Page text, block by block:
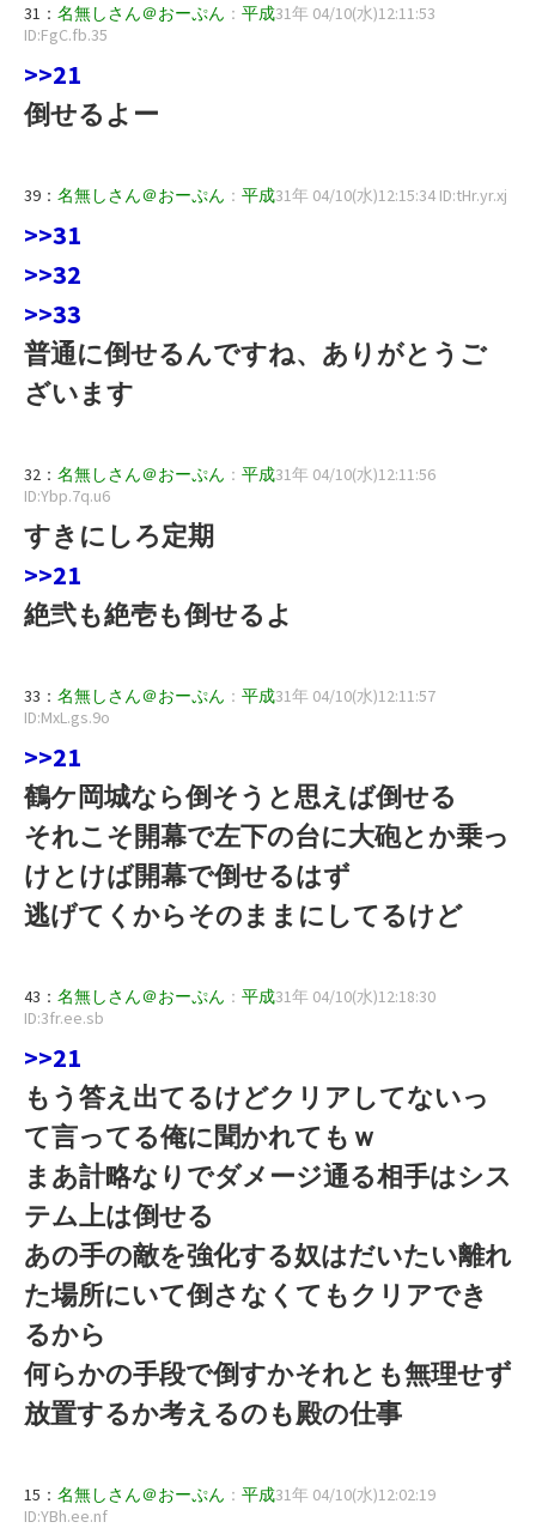
31： 名無しさん＠おーぷん ： 平成31年 04/10(水)12:11:53
ID:FgC.fb.35
>>21
倒せるよー
39： 名無しさん＠おーぷん ： 平成31年 04/10(水)12:15:34 ID:tHr.yr.xj
>>31
>>32
>>33
普通に倒せるんですね、ありがとうご
ざいます
32： 名無しさん＠おーぷん ： 平成31年 04/10(水)12:11:56
ID:Ybp.7q.u6
すきにしろ定期
>>21
絶弐も絶壱も倒せるよ
33： 名無しさん＠おーぷん ： 平成31年 04/10(水)12:11:57
ID:MxL.gs.9o
>>21
鶴ケ岡城なら倒そうと思えば倒せる
それこそ開幕で左下の台に大砲とか乗っ
けとけば開幕で倒せるはず
逃げてくからそのままにしてるけど
43： 名無しさん＠おーぷん ： 平成31年 04/10(水)12:18:30
ID:3fr.ee.sb
>>21
もう答え出てるけどクリアしてないっ
て言ってる俺に聞かれてもｗ
まあ計略なりでダメージ通る相手はシス
テム上は倒せる
あの手の敵を強化する奴はだいたい離れ
た場所にいて倒さなくてもクリアでき
るから
何らかの手段で倒すかそれとも無理せず
放置するか考えるのも殿の仕事
15： 名無しさん＠おーぷん ： 平成31年 04/10(水)12:02:19
ID:YBh.ee.nf